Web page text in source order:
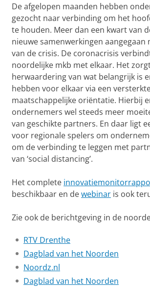
De afgelopen maanden hebben
gezocht naar verbinding om het
te houden. Meer dan een kwart van
nieuwe samenwerkingen aangegaan
van de crisis. De coronacrisis
noordelijke mkb met elkaar. Het
herwaardering van wat belangrijk is
hebben voor elkaar via een
maatschappelijke oriëntatie. Hierbij
ondernemers wel steeds meer
van geschikte partners. En daar ligt
voor regionale spelers om
om de verbinding te leggen met
van ‘social distancing’.
Het complete
beschikbaar en dewebinar is ook
Zie ook de berichtgeving in de
RTV Drenthe
Dagblad van het Noorden
Noordz.nl
Dagblad van het Noorden